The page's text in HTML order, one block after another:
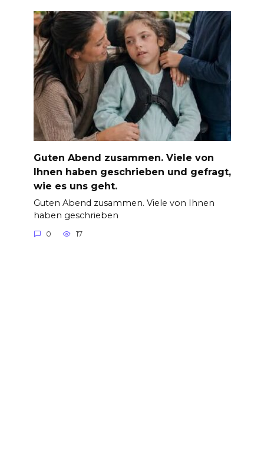
Guten Abend zusammen. Viele von
Ihnen haben geschrieben und gefragt,
wie es uns geht.
Guten Abend zusammen. Viele von Ihnen
haben geschrieben
0 17